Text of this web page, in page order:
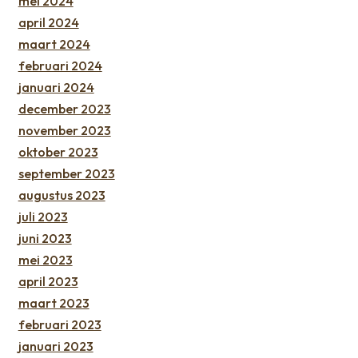
april 2024
maart 2024
februari 2024
januari 2024
december 2023
november 2023
oktober 2023
september 2023
augustus 2023
juli 2023
juni 2023
mei 2023
april 2023
maart 2023
februari 2023
januari 2023